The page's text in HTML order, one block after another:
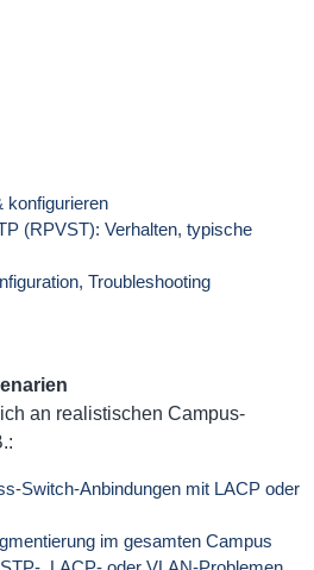
konfigurieren
(RPVST): Verhalten, typische
Troubleshooting
an realistischen Campus-
Switch-Anbindungen mit LACP oder
im gesamten Campus